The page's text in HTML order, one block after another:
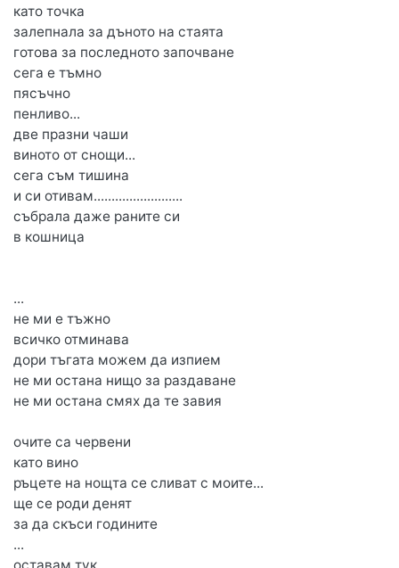
като точка
залепнала за дъното на стаята
готова за последното започване
сега е тъмно
пясъчно
пенливо...
две празни чаши
виното от снощи...
сега съм тишина
и си отивам.........................
събрала даже раните си
в кошница
...
не ми е тъжно
всичко отминава
дори тъгата можем да изпием
не ми остана нищо за раздаване
не ми остана смях да те завия
очите са червени
като вино
ръцете на нощта се сливат с моите...
ще се роди денят
за да скъси годините
...
оставам тук